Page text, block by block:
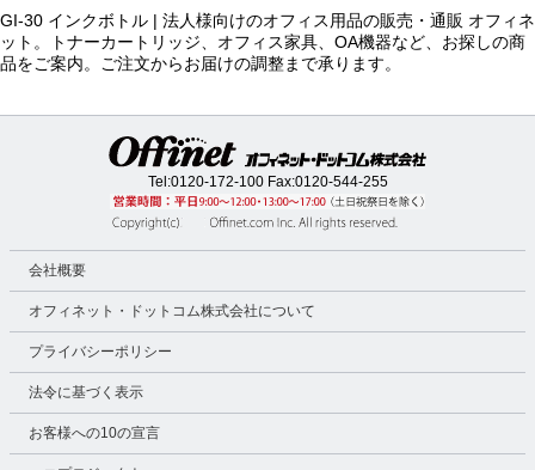
GI-30 インクボトル | 法人様向けのオフィス用品の販売・通販 オフィネ
ット。トナーカートリッジ、オフィス家具、OA機器など、お探しの商
品をご案内。ご注文からお届けの調整まで承ります。
Tel:0120-172-100Fax:0120-544-255
会社概要
オフィネット・ドットコム株式会社について
プライバシーポリシー
法令に基づく表示
お客様への10の宣言